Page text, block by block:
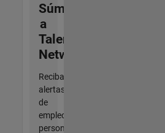
Súmese
a
Talent
Network
Reciba
alertas
de
empleo
personalizadas,